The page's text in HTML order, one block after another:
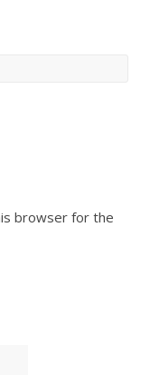
browser for the